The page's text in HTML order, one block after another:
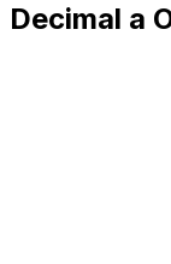
Decimal a